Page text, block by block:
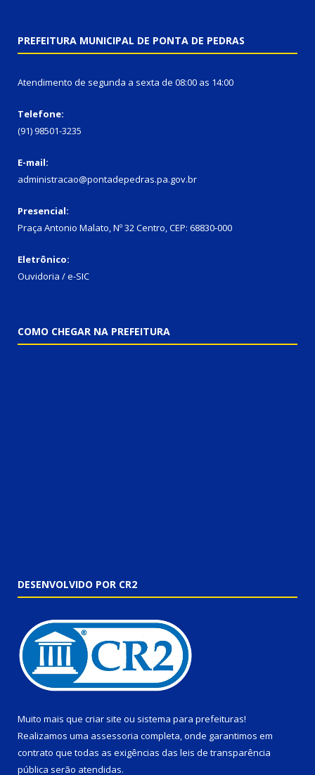
PREFEITURA MUNICIPAL DE PONTA DE PEDRAS
Atendimento de segunda a sexta de 08:00 as 14:00
Telefone:
(91) 98501-3235
E-mail:
administracao@pontadepedras.pa.gov.br
Presencial:
Praça Antonio Malato, Nº 32 Centro, CEP: 68830-000
Eletrônico:
Ouvidoria / e-SIC
COMO CHEGAR NA PREFEITURA
DESENVOLVIDO POR CR2
Muito mais que criar site ou sistema para prefeituras!
Realizamos uma assessoria completa, onde garantimos em
contrato que todas as exigências das leis de transparência
pública serão atendidas.